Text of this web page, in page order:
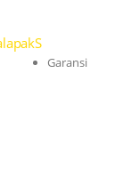
Garansi